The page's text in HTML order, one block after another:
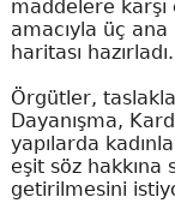
maddelere
amacıyla üç
haritası hazırladı.
Örgütler,
Dayanışma,
yapılarda
eşit söz hakkına
getirilmesini